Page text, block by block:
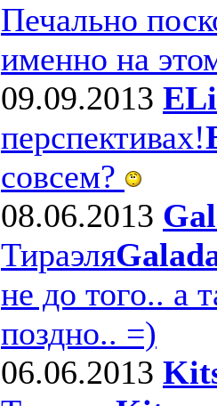
Печально
именно на
09.09.2013 ELi
перспективах!
совсем?
08.06.2013
Тираэля
не до того.. а
поздно.. =)
06.06.2013